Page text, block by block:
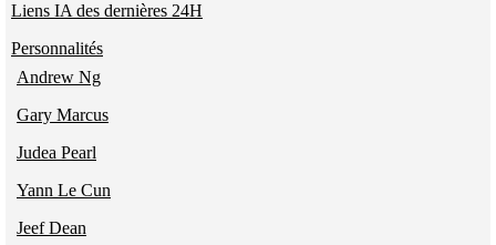
Liens IA des dernières 24H
Personnalités
Andrew Ng
Gary Marcus
Judea Pearl
Yann Le Cun
Jeef Dean